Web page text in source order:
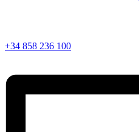
+34 858 236 100